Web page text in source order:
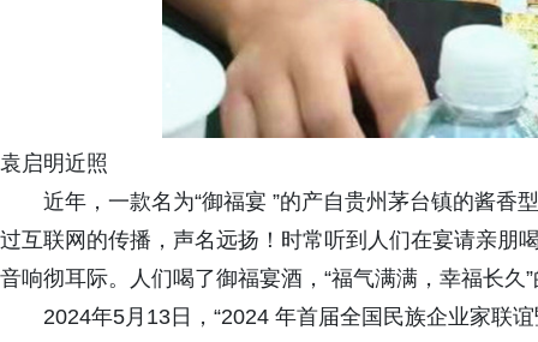
袁启明近照
近年，一款名为“御福宴 ”的产自贵州茅台镇的酱香
过互联网的传播，声名远扬！时常听到人们在宴请亲朋
音响彻耳际。人们喝了御福宴酒，“福气满满，幸福长久
2024年5月13日，“2024 年首届全国民族企业家联谊